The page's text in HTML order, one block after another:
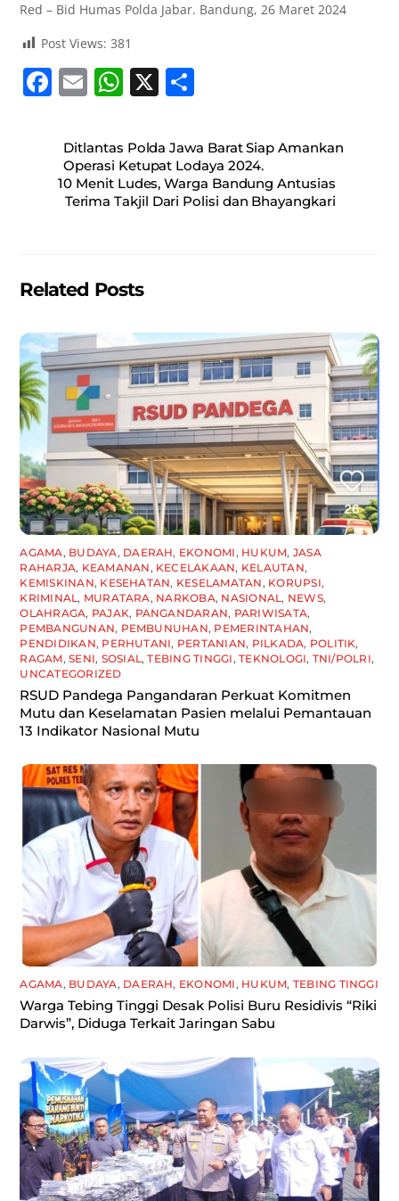
Red – Bid Humas Polda Jabar. Bandung, 26 Maret 2024
Post Views: 381
F
c
e
b
k
E
ai
l
W
at
s
A
X
ar
e
Ditlantas Polda Jawa Barat Siap Amankan
Operasi Ketupat Lodaya 2024.
10 Menit Ludes, Warga Bandung Antusias
Terima Takjil Dari Polisi dan Bhayangkari
Related Posts
AGAMA, BUDAYA, DAERAH, EKONOMI, HUKUM, JASA
RAHARJA, KEAMANAN, KECELAKAAN, KELAUTAN,
KEMISKINAN, KESEHATAN, KESELAMATAN, KORUPSI,
KRIMINAL, MURATARA, NARKOBA, NASIONAL, NEWS,
OLAHRAGA, PAJAK, PANGANDARAN, PARIWISATA,
PEMBANGUNAN, PEMBUNUHAN, PEMERINTAHAN,
PENDIDIKAN, PERHUTANI, PERTANIAN, PILKADA, POLITIK,
RAGAM,SENI, SOSIAL,TEBING TINGGI,TEKNOLOGI, TNI/POLRI,
UNCATEGORIZED
RSUD Pandega Pangandaran Perkuat Komitmen
Mutu dan Keselamatan Pasien melalui Pemantauan
13 Indikator Nasional Mutu
AGAMA, BUDAYA, DAERAH, EKONOMI, HUKUM, TEBING TINGGI
Warga Tebing Tinggi Desak Polisi Buru Residivis “Riki
Darwis”, Diduga Terkait Jaringan Sabu